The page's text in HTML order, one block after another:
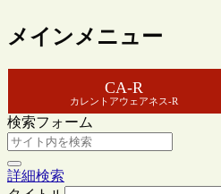
メインメニュー
CA-R
カレントアウェアネス-R
検索フォーム
詳細検索